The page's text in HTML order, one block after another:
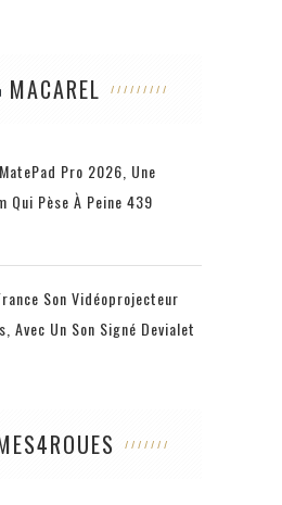
MACAREL
Pro 2026, Une
Qui Pèse À Peine 439
Son Vidéoprojecteur
Avec Un Son Signé Devialet